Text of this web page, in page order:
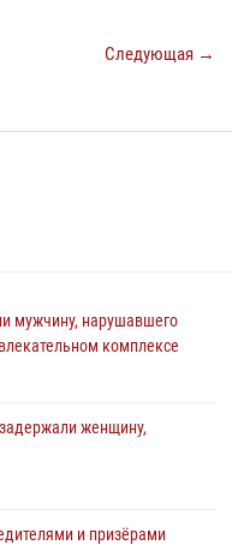
Следующая →
мужчину, нарушавшего
комплексе
женщину,
и призёрами